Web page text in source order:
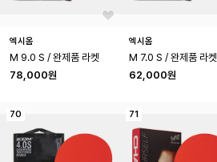
엑시옴
M 9.0 S / 완제품 라켓
78,000원
엑시옴
M 7.0 S / 완제품 라켓
62,000원
70 71